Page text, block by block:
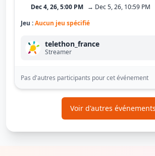
Dec 4, 26, 5:00 PM → Dec 5, 26, 10:59 PM
Jeu :Aucun jeu spécifié
telethon_france
Streamer
Pas d'autres participants pour cet événement
Voir d'autres événements